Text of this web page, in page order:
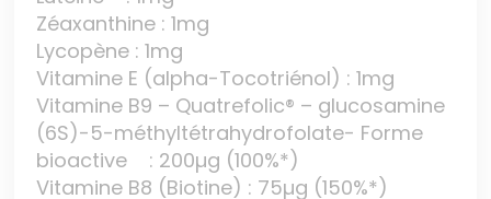
Zéaxanthine : 1mg
Lycopène : 1mg
Vitamine E (alpha-Tocotriénol) : 1mg
Vitamine B9 – Quatrefolic® – glucosamine
(6S)-5-méthyltétrahydrofolate- Forme
bioactive : 200µg (100%*)
Vitamine B8 (Biotine) : 75µg (150%*)